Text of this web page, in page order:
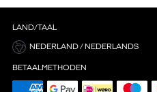
LAND/TAAL
NEDERLAND / NEDERLANDS
BETAALMETHODEN